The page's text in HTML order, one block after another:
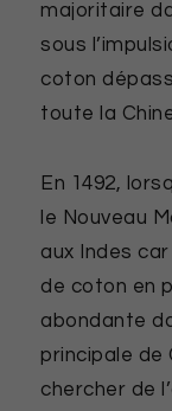
majoritaire
sous
coton
toute la
En 1492,
le Nouveau
aux Indes
de coton en
abondante
principale
chercher de